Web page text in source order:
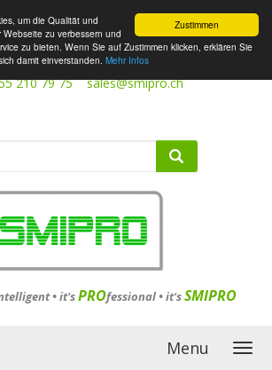
Zustimmen
um die Qualität und
zu verbessern und
zu bieten. Wenn Sie auf Zustimmen klicken, erklären Sie
damit einverstanden. Mehr Infos
210 79 75 sales@smipro.ch
•it'sPROfessional •it'sSMIPRO
Menu